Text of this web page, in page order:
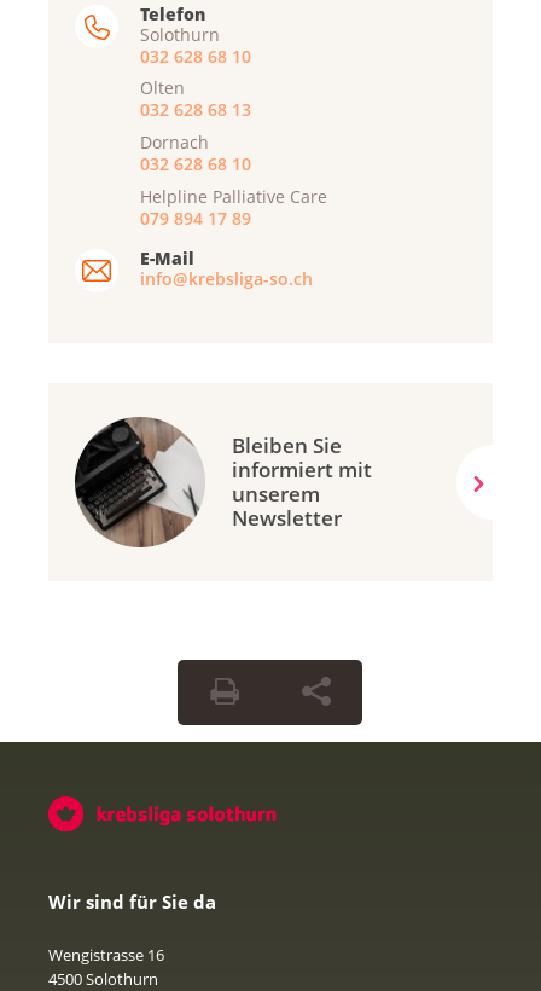
Telefon
Solothurn
032 628 68 10
Olten
032 628 68 13
Dornach
032 628 68 10
Helpline Palliative Care
079 894 17 89
E-Mail
info@krebsliga-so.ch
Bleiben Sie
informiert mit
unserem
Newsletter
Wir sind für Sie da
Wengistrasse 16
4500 Solothurn